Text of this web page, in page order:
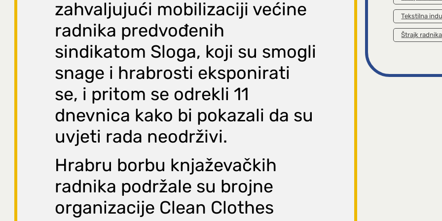
zahvaljujući mobilizaciji većine
radnika predvođenih
sindikatom Sloga, koji su smogli
snage i hrabrosti eksponirati
se, i pritom se odrekli 11
dnevnica kako bi pokazali da su
uvjeti rada neodrživi.
Hrabru borbu knjaževačkih
radnika podržale su brojne
organizacije Clean Clothes
Tekstilna
Štrajk radnika